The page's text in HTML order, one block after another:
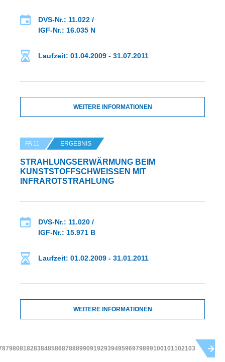
DVS-Nr.: 11.022 /
IGF-Nr.: 16.035 N
Laufzeit: 01.04.2009 - 31.07.2011
WEITERE INFORMATIONEN
FA 11 ERGEBNIS
STRAHLUNGSERWÄRMUNG BEIM
KUNSTSTOFFSCHWEISSEN MIT I
NFRAROTSTRAHLUNG
DVS-Nr.: 11.020 /
IGF-Nr.: 15.971 B
Laufzeit: 01.02.2009 - 31.01.2011
WEITERE INFORMATIONEN
798081828384858687888990919293949596979899100101102103